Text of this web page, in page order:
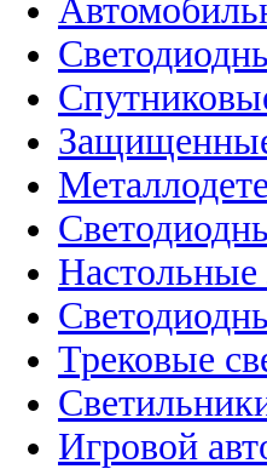
Трековые
Игровой